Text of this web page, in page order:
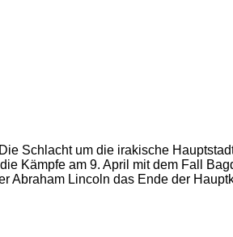
Schlacht um die irakische
Kämpfe am 9. April mit dem Fall
Abraham Lincoln das Ende der